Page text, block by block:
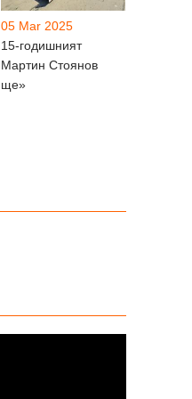
05 Mar 2025
15-годишният
Мартин Стоянов
ще»